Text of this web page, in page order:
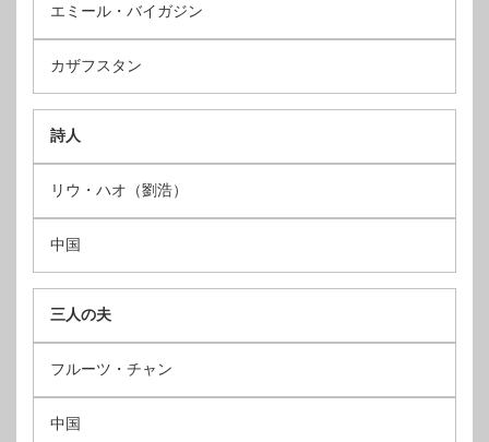
エミール・バイガジン
カザフスタン
詩人
リウ・ハオ（劉浩）
中国
三人の夫
フルーツ・チャン
中国